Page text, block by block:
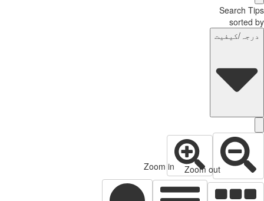
Search
sorted
کیفیت
Zoom out
Zoom in